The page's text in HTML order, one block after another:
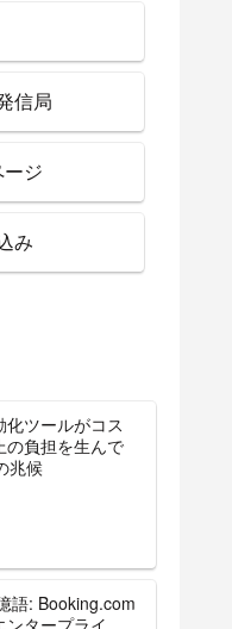
信局
ジ
み
化ツールがコス
の負担を生んで
兆候
語: Booking.com
ンタープライ